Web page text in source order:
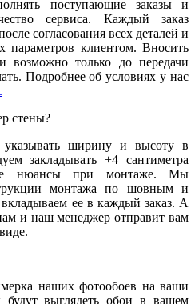
поступающие заказы и
сервиса. Каждый заказ
согласования всех деталей и
параметров клиентом. Вносить
возможно только до передачи
Подробнее об условиях у нас
стены?
ширину и высоту в
закладывать +4 сантиметра
нюансы при монтаже. Мы
монтажа по шовным и
ее в каждый заказ. А
и наш менеджер отправит вам
наших фотообоев на ваши
выглядеть обои в вашем